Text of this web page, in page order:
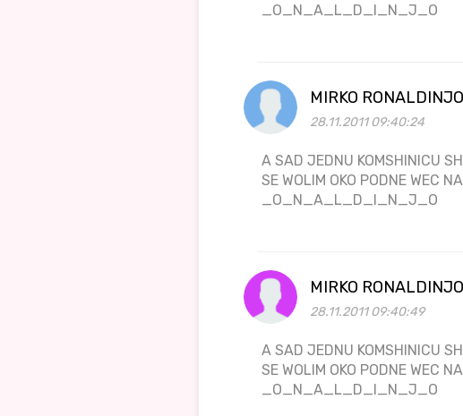
_O_N_A_L_D_I_N_J_O
MIRKO RONALDINJO
28.11.2011 09:40:24
A SAD JEDNU KOMSHINICU
SE WOLIM OKO PODNE WEC
_O_N_A_L_D_I_N_J_O
MIRKO RONALDINJO
28.11.2011 09:40:49
A SAD JEDNU KOMSHINICU
SE WOLIM OKO PODNE WEC
_O_N_A_L_D_I_N_J_O